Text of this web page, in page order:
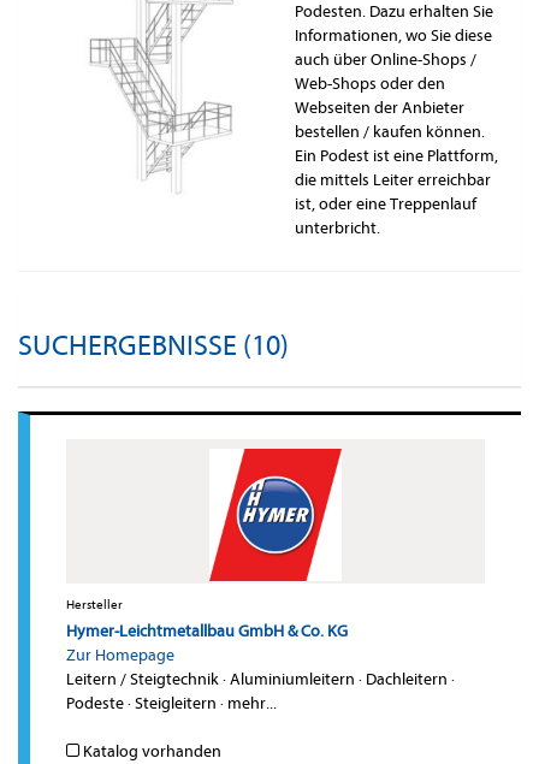
Podesten. Dazu erhalten Sie
Informationen, wo Sie diese
auch über Online-Shops /
Web-Shops oder den
Webseiten der Anbieter
bestellen / kaufen können.
Ein Podest ist eine Plattform,
die mittels Leiter erreichbar
ist, oder eine Treppenlauf
unterbricht.
SUCHERGEBNISSE (10)
Hersteller
Hymer-Leichtmetallbau GmbH & Co. KG
Zur Homepage
Leitern / Steigtechnik·Aluminiumleitern · Dachleitern ·
Podeste·Steigleitern · mehr...
Katalog vorhanden